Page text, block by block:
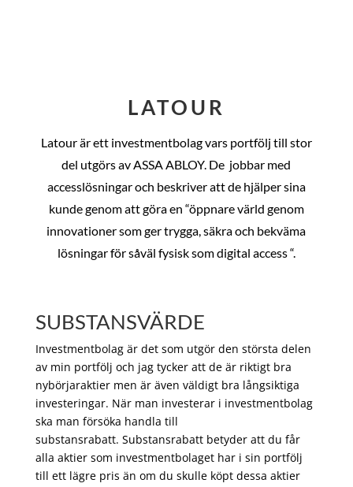
LATOUR
Latour är ett investmentbolag vars portfölj till stor
del utgörs av ASSA ABLOY. De jobbar med
accesslösningar och beskriver att de hjälper sina
kunde genom att göra en “öppnare värld genom
innovationer som ger trygga, säkra och bekväma
lösningar för såväl fysisk som digital access “.
SUBSTANSVÄRDE
Investmentbolag är det som utgör den största delen
av min portfölj och jag tycker att de är riktigt bra
nybörjaraktier men är även väldigt bra långsiktiga
investeringar. När man investerar i investmentbolag
ska man försöka handla till
substansrabatt. Substansrabatt betyder att du får
alla aktier som investmentbolaget har i sin portfölj
till ett lägre pris än om du skulle köpt dessa aktier